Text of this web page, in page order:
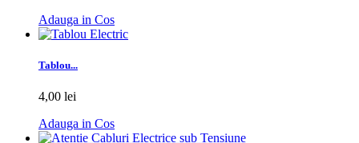
Adauga in Cos
Tablou...
4,00 lei
Adauga in Cos